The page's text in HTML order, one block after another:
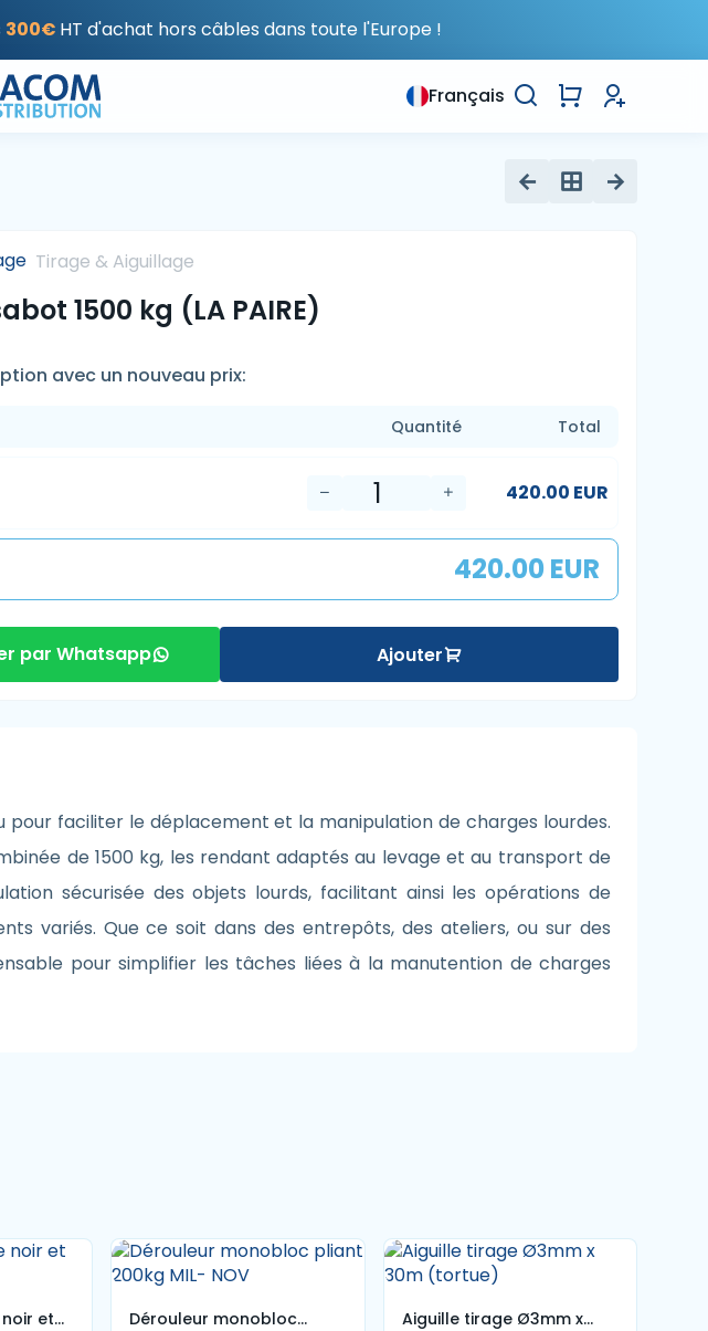
300€ HT d'achat hors câbles dans toute l'Europe !
Français
Tirage & Aiguillage
1500 kg (LA PAIRE)
avec un nouveau prix:
Quantité Total
420.00 EUR
420.00 EUR
par Whatsapp Ajouter
faciliter le déplacement et la manipulation de charges lourdes.
de 1500 kg, les rendant adaptés au levage et au transport de
sécurisée des objets lourds, facilitant ainsi les opérations de
variés. Que ce soit dans des entrepôts, des ateliers, ou sur des
pour simplifier les tâches liées à la manutention de charges
et
Dérouleur monobloc
Aiguille tirage Ø3mm x